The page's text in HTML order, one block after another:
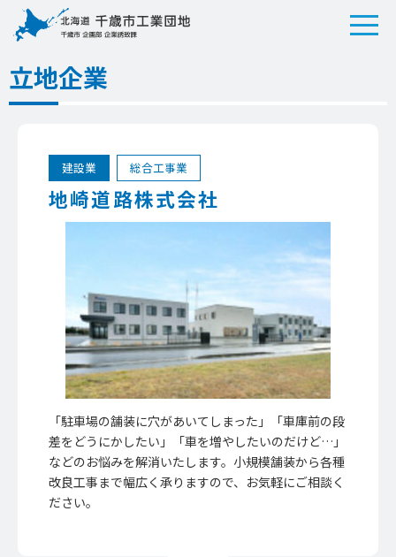
立地企業
建設業 総合工事業
地崎道路株式会社
「駐車場の舗装に穴があいてしまった」「車庫前の段
差をどうにかしたい」「車を増やしたいのだけど…」
などのお悩みを解消いたします。小規模舗装から各種
改良工事まで幅広く承りますので、お気軽にご相談く
ださい。